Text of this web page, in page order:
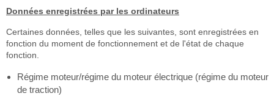
Données enregistrées par les ordinateurs
Certaines données, telles que les suivantes, sont enregistrées en
fonction du moment de fonctionnement et de l'état de chaque
fonction.
Régime moteur/régime du moteur électrique (régime du moteur
de traction)